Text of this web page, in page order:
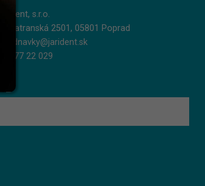
Jarident, s.r.o.
Podtatranská 2501, 05801 Poprad
objednavky@jarident.sk
052/77 22 029